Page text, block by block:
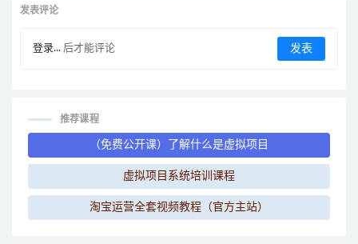
发表评论
登录... 后才能评论
推荐课程
（免费公开课）了解什么是虚拟项目
虚拟项目系统培训课程
淘宝运营全套视频教程（官方主站）